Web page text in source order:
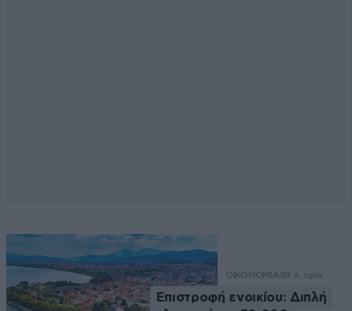
ΟΙΚΟΝΟΜΙΑ38 λ. πριν
Επιστροφή ενοικίου: Διπλή